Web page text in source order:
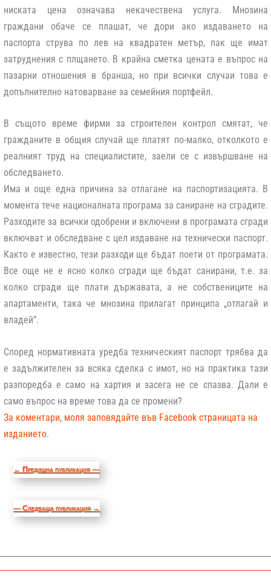
ниската цена означава некачествена услуга. Мнозина
граждани обаче се плашат, че дори ако издаването на
паспорта струва по лев на квадратен метър, пак ще имат
затруднения с плщането. В крайна сметка цената е въпрос на
пазарни отношения в бранша, но при всички случаи това е
допълнително натоварване за семейния портфейл.
В същото време фирми за строителен контрол смятат, че
гражданите в общия случай ще платят по-малко, отколкото е
реалният труд на специалистите, заели се с извършване на
обследването.
Има и още една причина за отлагане на паспортизацията. В
момента тече националната програма за саниране на сградите.
Разходите за всички одобрени и включени в програмата сгради
включват и обследване с цел издаване на технически паспорт.
Както е известно, тези разходи ще бъдат поети от програмата.
Все още не е ясно колко сгради ще бъдат санирани, т.е. за
колко сгради ще плати държавата, а не собствениците на
апартаменти, така че мнозина прилагат принципа „отлагай и
владей”.
Според нормативната уредба техническият паспорт трябва да
е задължителен за всяка сделка с имот, но на практика тази
разпоредба е само на хартия и засега не се спазва. Дали е
само въпрос на време това да се промени?
За коментари, моля заповядайте във Facebook страницата на
изданието.
←Предишна публикация ---
--- Следваща публикация →